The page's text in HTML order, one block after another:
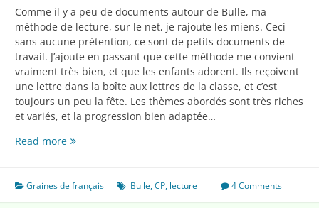
Comme il y a peu de documents autour de Bulle, ma
méthode de lecture, sur le net, je rajoute les miens. Ceci
sans aucune prétention, ce sont de petits documents de
travail. J’ajoute en passant que cette méthode me convient
vraiment très bien, et que les enfants adorent. Ils reçoivent
une lettre dans la boîte aux lettres de la classe, et c’est
toujours un peu la fête. Les thèmes abordés sont très riches
et variés, et la progression bien adaptée…
Read morePour
de
l’année
Graines de français Bulle,CP, lecture 4 Comments